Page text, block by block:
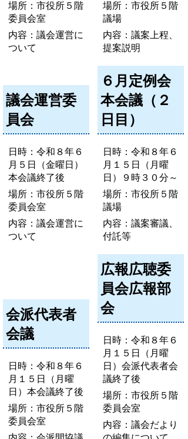
場所：市役所５階
委員会室
内容：議会運営に
ついて
場所：市役所５階
議場
内容：議案上程、
提案説明
議会運営委
員会
日時：令和８年６
月５日（金曜日）
本会議終了後
場所：市役所５階
委員会室
内容：議会運営に
ついて
６月定例会
本会議（２
日目）
日時：令和８年６
月１５日（月曜
日）９時３０分～
場所：市役所５階
議場
内容：議案審議、
付託等
会派代表者
会議
日時：令和８年６
月１５日（月曜
日）本会議終了後
場所：市役所５階
委員会室
広報広聴委
員会広報部
会
日時：令和８年６
月１５日（月曜
日）会派代表者会
議終了後
場所：市役所５階
委員会室
内容：議会だより